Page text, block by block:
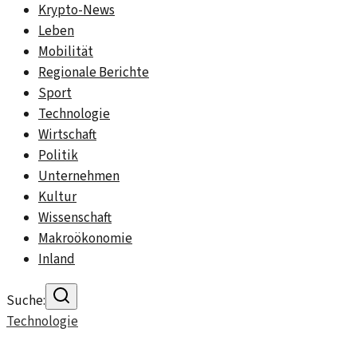
Krypto-News
Leben
Mobilität
Regionale Berichte
Sport
Technologie
Wirtschaft
Politik
Unternehmen
Kultur
Wissenschaft
Makroökonomie
Inland
Suche:
Technologie